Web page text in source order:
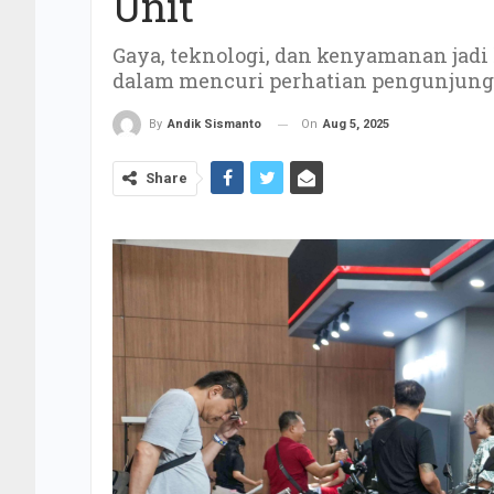
Gaya, teknologi, dan kenyamanan jadi
dalam mencuri perhatian pengunjung
By Andik Sismanto On Aug 5, 2025
Share